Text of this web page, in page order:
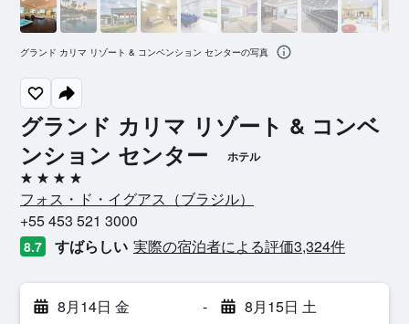
グランド カリマ リゾート & コンベ
ンション センター
ホテル
4つ星
フォス・ド・イグアス​（ブラジル​）​
+55 453 521 3000
8.7 すばらしい 実際の宿泊者による評価3,324​件
8月14日 金 - 8月15日 土
グランド カリマ リゾート & コンベンション センターの写真